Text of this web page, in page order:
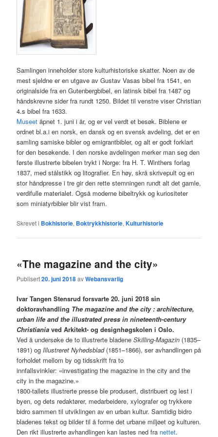
Samlingen inneholder store kulturhistoriske skatter. Noen av de
mest sjeldne er en utgave av Gustav Vasas bibel fra 1541, en
originalside fra en Gutenbergbibel, en latinsk bibel fra 1487 og
håndskrevne sider fra rundt 1250. Bildet til venstre viser Christian
4.s bibel fra 1633.
Museet åpnet 1. juni i år, og er vel verdt et besøk. Biblene er
ordnet bl.a.i en norsk, en dansk og en svensk avdeling, det er en
samling samiske bibler og emigrantbibler, og alt er godt forklart
for den besøkende. I den norske avdelingen merker man seg den
første illustrerte bibelen trykt i Norge: fra H. T. Winthers forlag
1837, med stålstikk og litografier. En høy, skrå skrivepult og en
stor håndpresse i tre gir den rette stemningen rundt alt det gamle,
verdifulle materialet. Også moderne bibeltrykk og kuriositeter
som miniatyrbibler blir vist fram.
Skrevet i Bokhistorie, Boktrykkhistorie,Kulturhistorie
«The magazine and the city»
Publisert20. juni 2018avWebansvarlig
Ivar Tangen Stensrud forsvarte 20. juni 2018 sin
doktoravhandling The magazine and the city : architecture,
urban life and the illustrated press in nineteenth-century
Christiania ved Arkitekt- og designhøgskolen i Oslo.
Ved å undersøke de to illustrerte bladeneSkilling-Magazin (1835–
1891) ogIllustreret Nyhedsblad(1851–1866), ser avhandlingen på
forholdet mellom by og tidsskrift fra to
innfallsvinkler: «investigating the magazine in the city and the
city in the magazine.»
1800-tallets illustrerte presse ble produsert, distribuert og lest i
byen, og dets redaktører, medarbeidere, xylografer og trykkere
bidro sammen til utviklingen av en urban kultur. Samtidig bidro
bladenes tekst og bilder til å forme det urbane miljøet og kulturen.
Den rikt illustrerte avhandlingen kan lastes ned fra nettet.